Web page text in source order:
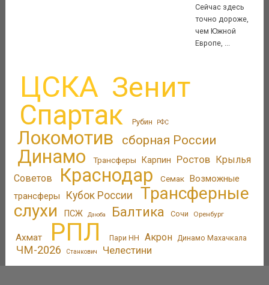
Сейчас здесь
точно дороже,
чем Южной
Европе, ...
ЦСКА Зенит
Спартак Рубин РФС
Локомотив сборная России
Динамо Трансферы Карпин Ростов Крылья
Советов
Краснодар Семак Возможные
трансферы
Кубок России
Трансферные
слухи
ПСЖ Дзюба Балтика Сочи Оренбург
Ахмат РПЛ Пари НН Акрон Динамо Махачкала
ЧМ-2026 Станкович Челестини